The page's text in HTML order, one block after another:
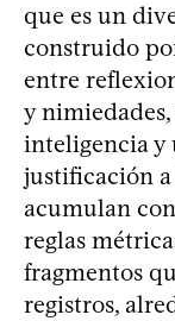
que es un
construido
entre
y
inteligencia y
justificación a
acumulan
reglas
fragmentos
registros,